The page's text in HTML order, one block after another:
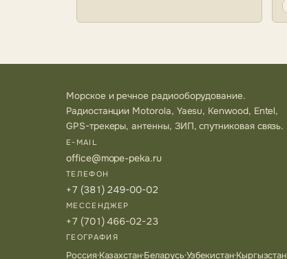
Морское и речное радиооборудование.
Радиостанции Motorola, Yaesu, Kenwood, Entel,
GPS-трекеры, антенны, ЗИП, спутниковая связь.
E-MAIL
office@mope-peka.ru
ТЕЛЕФОН
+7 (381) 249-00-02
МЕССЕНДЖЕР
+7 (701) 466-02-23
ГЕОГРАФИЯ
Россия·Казахстан·Беларусь·Узбекистан·Кыргызстан